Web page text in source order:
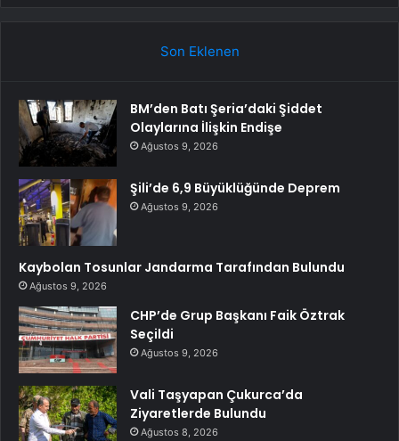
Son Eklenen
BM’den Batı Şeria’daki Şiddet
Olaylarına İlişkin Endişe
Ağustos 9, 2026
Şili’de 6,9 Büyüklüğünde Deprem
Ağustos 9, 2026
Kaybolan Tosunlar Jandarma Tarafından Bulundu
Ağustos 9, 2026
CHP’de Grup Başkanı Faik Öztrak
Seçildi
Ağustos 9, 2026
Vali Taşyapan Çukurca’da
Ziyaretlerde Bulundu
Ağustos 8, 2026